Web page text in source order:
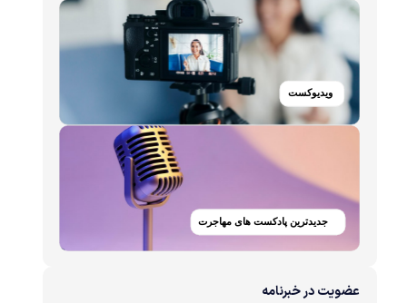
عضویت در خبرنامه